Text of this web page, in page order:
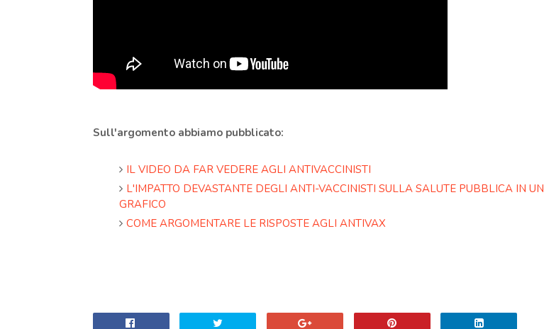
Sull'argomento abbiamo pubblicato:
IL VIDEO DA FAR VEDERE AGLI ANTIVACCINISTI
L'IMPATTO DEVASTANTE DEGLI ANTI-VACCINISTI SULLA SALUTE PUBBLICA IN UN
GRAFICO
COME ARGOMENTARE LE RISPOSTE AGLI ANTIVAX